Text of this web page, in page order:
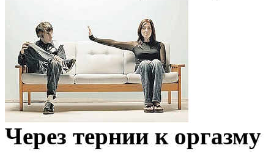
Через тернии к оргазму